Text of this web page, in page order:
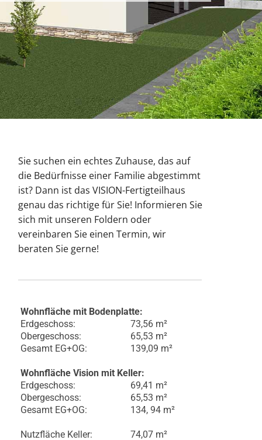
Sie suchen ein echtes Zuhause, das auf
die Bedürfnisse einer Familie abgestimmt
ist? Dann ist das VISION-Fertigteilhaus
genau das richtige für Sie! Informieren Sie
sich mit unseren Foldern oder
vereinbaren Sie einen Termin, wir
beraten Sie gerne!
Wohnfläche mit Bodenplatte:
Erdgeschoss:
73,56 m²
Obergeschoss:
65,53 m²
Gesamt EG+OG:
139,09 m²
Wohnfläche Vision mit Keller:
Erdgeschoss:
69,41 m²
Obergeschoss:
65,53 m²
Gesamt EG+OG:
134, 94 m²
Nutzfläche Keller: 74,07 m²